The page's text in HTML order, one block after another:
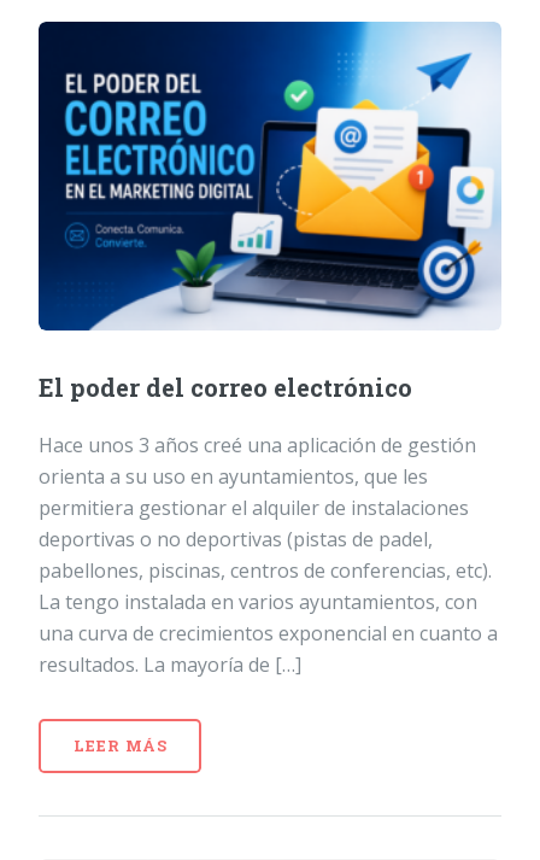
El poder del correo electrónico
Hace unos 3 años creé una aplicación de gestión
orienta a su uso en ayuntamientos, que les
permitiera gestionar el alquiler de instalaciones
deportivas o no deportivas (pistas de padel,
pabellones, piscinas, centros de conferencias, etc).
La tengo instalada en varios ayuntamientos, con
una curva de crecimientos exponencial en cuanto a
resultados. La mayoría de […]
LEER MÁS